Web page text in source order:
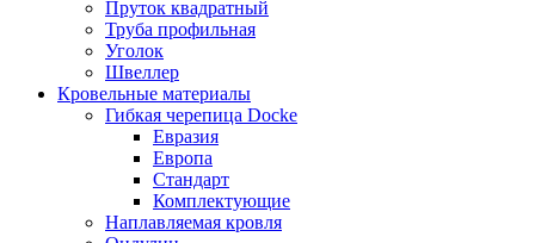
Пруток квадратный
Труба профильная
Уголок
Швеллер
Кровельные материалы
Гибкая черепица Docke
Евразия
Европа
Стандарт
Комплектующие
Наплавляемая кровля